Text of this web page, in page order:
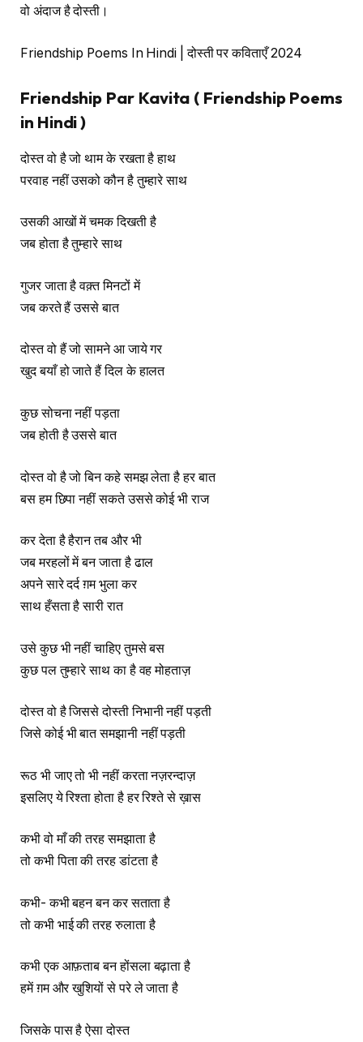
वो अंदाज है दोस्ती।
Friendship Poems In Hindi | दोस्ती पर कविताएँ 2024
Friendship Par Kavita ( Friendship Poems
in Hindi )
दोस्त वो है जो थाम के रखता है हाथ
परवाह नहीं उसको कौन है तुम्हारे साथ
उसकी आखों में चमक दिखती है
जब होता है तुम्हारे साथ
गुजर जाता है वक़्त मिनटों में
जब करते हैं उससे बात
दोस्त वो हैं जो सामने आ जाये गर
खुद बयाँ हो जाते हैं दिल के हालत
कुछ सोचना नहीं पड़ता
जब होती है उससे बात
दोस्त वो है जो बिन कहे समझ लेता है हर बात
बस हम छिपा नहीं सकते उससे कोई भी राज
कर देता है हैरान तब और भी
जब मरहलों में बन जाता है ढाल
अपने सारे दर्द ग़म भुला कर
साथ हँसता है सारी रात
उसे कुछ भी नहीं चाहिए तुमसे बस
कुछ पल तुम्हारे साथ का है वह मोहताज़
दोस्त वो है जिससे दोस्ती निभानी नहीं पड़ती
जिसे कोई भी बात समझानी नहीं पड़ती
रूठ भी जाए तो भी नहीं करता नज़रन्दाज़
इसलिए ये रिश्ता होता है हर रिश्ते से ख़ास
कभी वो माँ की तरह समझाता है
तो कभी पिता की तरह डांटता है
कभी- कभी बहन बन कर सताता है
तो कभी भाई की तरह रुलाता है
कभी एक आफ़ताब बन होंसला बढ़ाता है
हमें ग़म और खुशियों से परे ले जाता है
जिसके पास है ऐसा दोस्त